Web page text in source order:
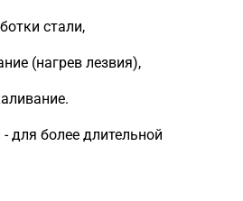
стали,
(нагрев лезвия),
для более длительной